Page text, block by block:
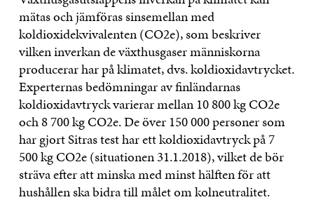
mätas och jämföras sinsemellan med
koldioxidekvivalenten (CO2e), som beskriver
vilken inverkan de växthusgaser människorna
producerar har på klimatet, dvs. koldioxidavtrycket.
Experternas bedömningar av finländarnas
koldioxidavtryck varierar mellan 10 800 kg CO2e
och 8 700 kg CO2e. De över 150 000 personer som
har gjort Sitras test har ett koldioxidavtryck på 7
500 kg CO2e (situationen 31.1.2018), vilket de bör
sträva efter att minska med minst hälften för att
hushållen ska bidra till målet om kolneutralitet.